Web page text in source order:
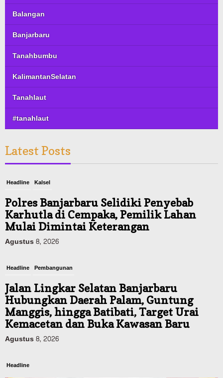
Balangan
Banjarbaru
Tanahbumbu
KalimantanSelatan
Tanahlaut
#tanahlaut
Latest Posts
Headline Kalsel
Polres Banjarbaru Selidiki Penyebab
Karhutla di Cempaka, Pemilik Lahan
Mulai Dimintai Keterangan
Agustus 8, 2026
Headline Pembangunan
Jalan Lingkar Selatan Banjarbaru
Hubungkan Daerah Palam, Guntung
Manggis, hingga Batibati, Target Urai
Kemacetan dan Buka Kawasan Baru
Agustus 8, 2026
Headline